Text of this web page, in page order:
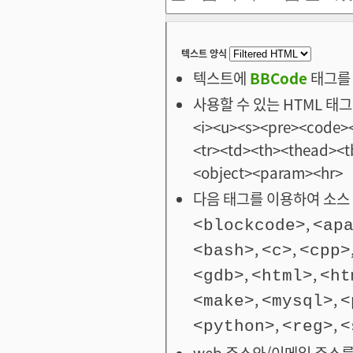
텍스트 양식
텍스트에 BBCode태그
사용할 수 있는 HTML
<object><param><hr>
다음 태그를 이용하여 소
<blockcode>,
<bash>, <c>, <cpp>
<gdb>, <html>,
<make>, <mysql>,
<python>, <reg>,